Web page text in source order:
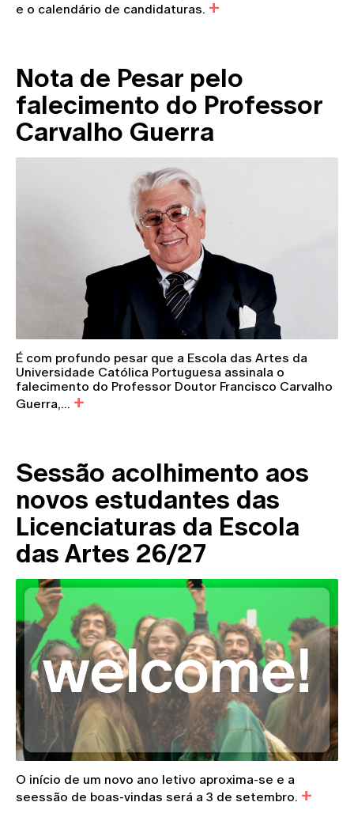
e o calendário de candidaturas.
Nota de Pesar pelo
falecimento do Professor
Carvalho Guerra
É com profundo pesar que a Escola das Artes da
Universidade Católica Portuguesa assinala o
falecimento do Professor Doutor Francisco Carvalho
Guerra,...
Sessão acolhimento aos
novos estudantes das
Licenciaturas da Escola
das Artes 26/27
O início de um novo ano letivo aproxima-se e a
seessão de boas-vindas será a 3 de setembro.